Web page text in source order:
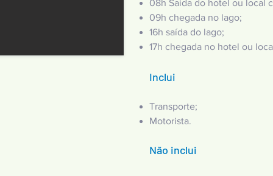
08h Saída do hotel ou local
09h chegada no lago;
16h saída do lago;
17h chegada no hotel ou
Inclui
Transporte;
Motorista.
Não inclui